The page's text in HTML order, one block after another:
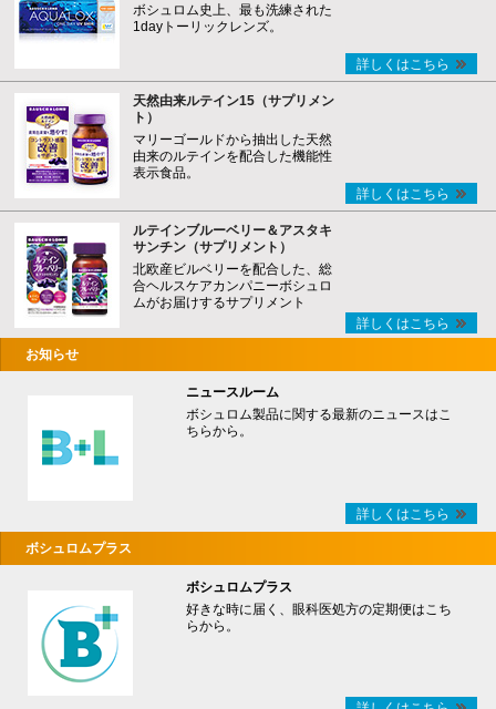
ボシュロム史上、最も洗練された
1dayトーリックレンズ。
詳しくはこちら
天然由来ルテイン15（サプリメン
ト）
マリーゴールドから抽出した天然
由来のルテインを配合した機能性
表示食品。
詳しくはこちら
ルテインブルーベリー＆アスタキ
サンチン（サプリメント）
北欧産ビルベリーを配合した、総
合ヘルスケアカンパニーボシュロ
ムがお届けするサプリメント
詳しくはこちら
お知らせ
ニュースルーム
ボシュロム製品に関する最新のニュースはこ
ちらから。
詳しくはこちら
ボシュロムプラス
ボシュロムプラス
好きな時に届く、眼科医処方の定期便はこち
らから。